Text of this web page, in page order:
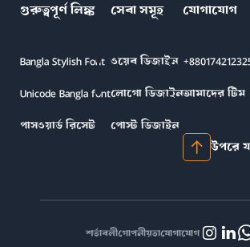
গুরুত্বপূর্ণ লিঙ্ক
Bangla Stylish Font
Unicode Bangla font
পাসওয়ার্ড রিসেট
সেবা সমূহ
ওয়েব ডিজাইন
লোগো ডিজাইন
পোস্ট ডিজাইন
যোগাযোগ
আমাদের টিম
উপরে
শর্তাবলীগোপনীয়তাযোগাযোগ